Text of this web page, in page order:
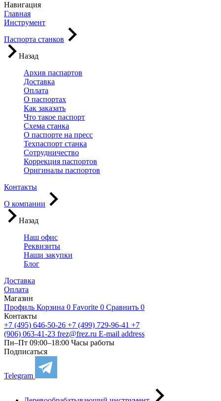
Навигация
Главная
Инструмент
Паспорта станков
Назад
Архив паспартов
Доставка
Оплата
О паспортах
Как заказать
Что такое паспорт
Схема станка
О паспорте на пресс
Техпаспорт станка
Сотрудничество
Коррекция паспортов
Оригиналы паспортов
Контакты
О компании
Назад
Наш офис
Реквизиты
Наши закупки
Блог
Доставка
Оплата
Магазин
Профиль Корзина 0 Favorite 0 Сравнить 0
Контакты
+7 (495) 646-50-26 +7 (499) 729-96-41 +7
(906) 063-41-23 frez@frez.ru E-mail address
Пн–Пт 09:00–18:00 Часы работы
Подписаться
Telegram